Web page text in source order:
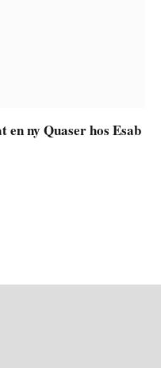
ny Quaser hos Esab